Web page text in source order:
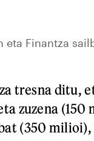
eta Finantza
tresna ditu,
zuzena
(350